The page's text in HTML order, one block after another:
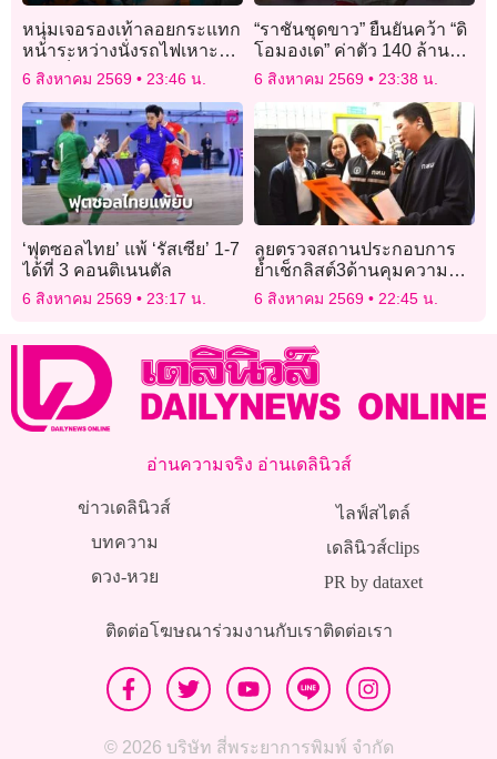
หนุ่มเจอรองเท้าลอยกระแทก
หน้าระหว่างนั่งรถไฟเหาะ
แล่นเร็ว 110 กม./ชม.
6 สิงหาคม 2569 23:46 น.
“ราชันชุดขาว” ยืนยันคว้า “ดิ
โอมองเด” ค่าตัว 140 ล้าน
ยูโร
6 สิงหาคม 2569 23:38 น.
‘ฟุตซอลไทย’ แพ้ ‘รัสเซีย’ 1-7
ได้ที่ 3 คอนติเนนตัล
6 สิงหาคม 2569 23:17 น.
ลุยตรวจสถานประกอบการ
ย้ำเช็กลิสต์3ด้านคุมความ
ปลอดภัย
6 สิงหาคม 2569 22:45 น.
อ่านความจริง อ่านเดลินิวส์
ข่าวเดลินิวส์
บทความ
ดวง-หวย
ไลฟ์สไตล์
เดลินิวส์clips
PR by dataxet
ติดต่อโฆษณาร่วมงานกับเราติดต่อเรา
© 2026 บริษัท สี่พระยาการพิมพ์ จำกัด